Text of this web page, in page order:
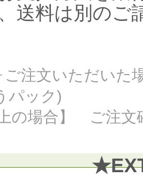
送料は別のご
ご注文いただい
パック)
上の場合】 ご注